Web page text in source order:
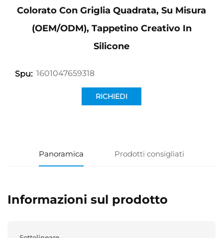
Colorato Con Griglia Quadrata, Su Misura
(OEM/ODM), Tappetino Creativo In
Silicone
Spu: 1601047659318
RICHIEDI
Panoramica Prodotti consigliati
Informazioni sul prodotto